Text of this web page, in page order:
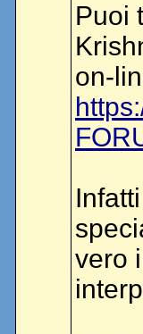
Puoi
on-
vero